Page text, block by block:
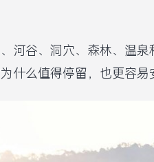
河谷、洞穴、森林、温
什么值得停留，也更容易